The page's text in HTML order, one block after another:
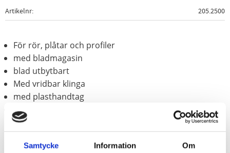
Samtycke Information Om
Artikelnr 205.2500
För rör, plåtar och profiler
med bladmagasin
blad utbytbart
Med vridbar klinga
med plasthandtag
Speciellt-verktygsstål